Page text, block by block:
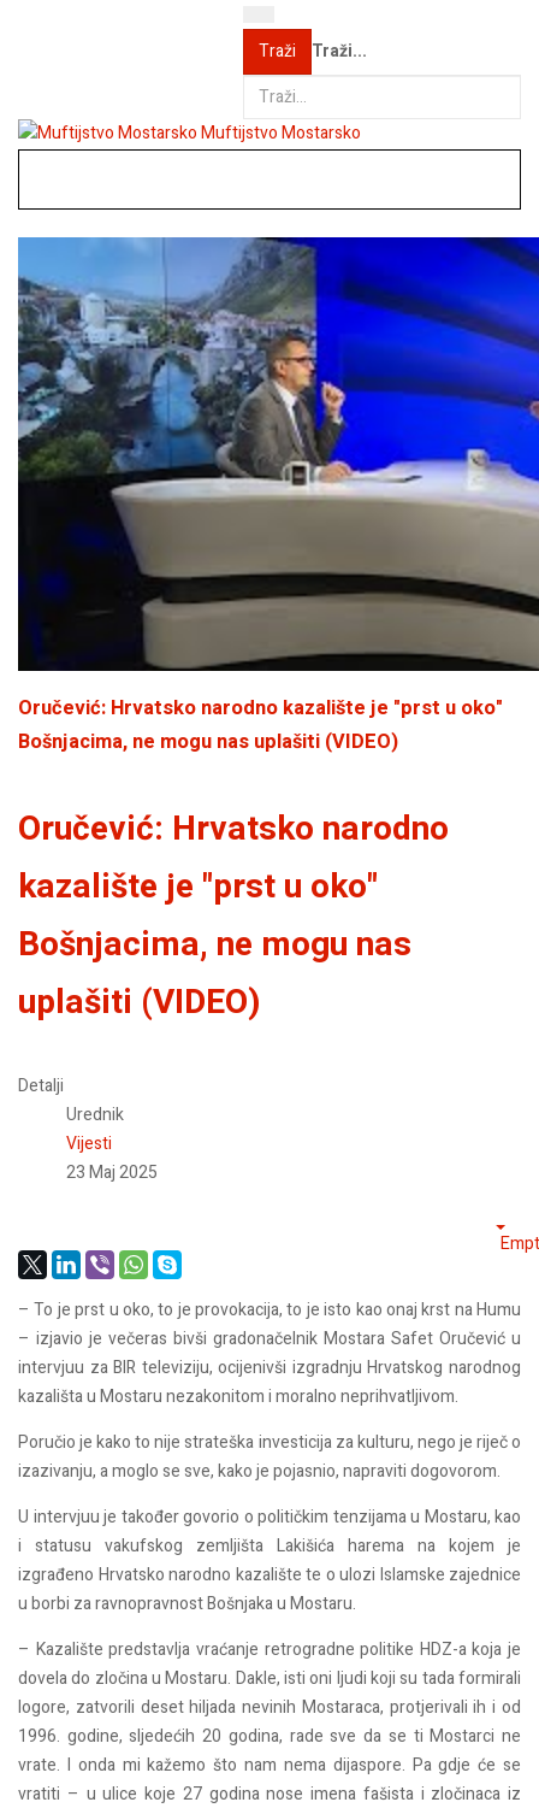
Traži Traži...
Muftijstvo Mostarsko
Oručević: Hrvatsko narodno kazalište je "prst u oko"
Bošnjacima, ne mogu nas uplašiti (VIDEO)
Oručević: Hrvatsko narodno
kazalište je "prst u oko"
Bošnjacima, ne mogu nas
uplašiti (VIDEO)
Detalji
Urednik
Vijesti
23 Maj 2025
– To je prst u oko, to je provokacija, to je isto kao onaj krst na Humu
– izjavio je večeras bivši gradonačelnik Mostara Safet Oručević u
intervjuu za BIR televiziju, ocijenivši izgradnju Hrvatskog narodnog
kazališta u Mostaru nezakonitom i moralno neprihvatljivom.
Poručio je kako to nije strateška investicija za kulturu, nego je riječ o
izazivanju, a moglo se sve, kako je pojasnio, napraviti dogovorom.
U intervjuu je također govorio o političkim tenzijama u Mostaru, kao
i statusu vakufskog zemljišta Lakišića harema na kojem je
izgrađeno Hrvatsko narodno kazalište te o ulozi Islamske zajednice
u borbi za ravnopravnost Bošnjaka u Mostaru.
– Kazalište predstavlja vraćanje retrogradne politike HDZ-a koja je
dovela do zločina u Mostaru. Dakle, isti oni ljudi koji su tada formirali
logore, zatvorili deset hiljada nevinih Mostaraca, protjerivali ih i od
1996. godine, sljedećih 20 godina, rade sve da se ti Mostarci ne
vrate. I onda mi kažemo što nam nema dijaspore. Pa gdje će se
vratiti – u ulice koje 27 godina nose imena fašista i zločinaca iz